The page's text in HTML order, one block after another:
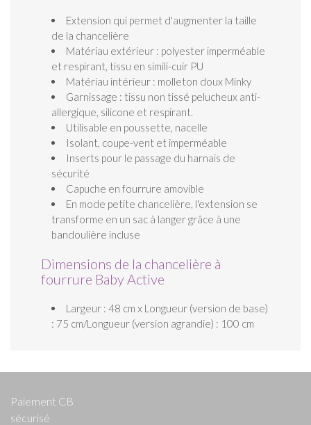
Extension qui permet d'augmenter la taille
de la chancelière
Matériau extérieur : polyester imperméable
et respirant, tissu en simili-cuir PU
Matériau intérieur : molleton doux Minky
Garnissage : tissu non tissé pelucheux anti-
allergique, silicone et respirant.
Utilisable en poussette, nacelle
Isolant, coupe-vent et imperméable
Inserts pour le passage du harnais de
sécurité
Capuche en fourrure amovible
En mode petite chancelière, l'extension se
transforme en un sac à langer grâce à une
bandoulière incluse
Dimensions de la chancelière à
fourrure Baby Active
Largeur : 48 cm x Longueur (version de base)
: 75 cm/Longueur (version agrandie) : 100 cm
Paiement CB
sécurisé